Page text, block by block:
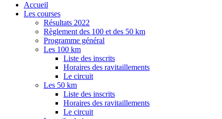
Accueil
Les courses
Résultats 2022
Règlement des 100 et des 50 km
Programme général
Les 100 km
Liste des inscrits
Horaires des ravitaillements
Le circuit
Les 50 km
Liste des inscrits
Horaires des ravitaillements
Le circuit